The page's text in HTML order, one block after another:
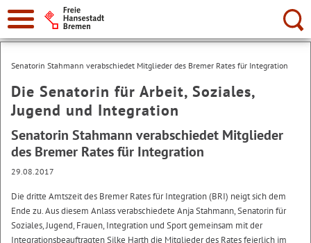
Suche:
Senatorin Stahmann verabschiedet Mitglieder des Bremer Rates für Integration
Die Senatorin für Arbeit, Soziales,
Jugend und Integration
Senatorin Stahmann verabschiedet Mitglieder
des Bremer Rates für Integration
29.08.2017
Die dritte Amtszeit des Bremer Rates für Integration (BRI) neigt sich dem
Ende zu. Aus diesem Anlass verabschiedete Anja Stahmann, Senatorin für
Soziales, Jugend, Frauen, Integration und Sport gemeinsam mit der
Integrationsbeauftragten Silke Harth die Mitglieder des Rates feierlich im